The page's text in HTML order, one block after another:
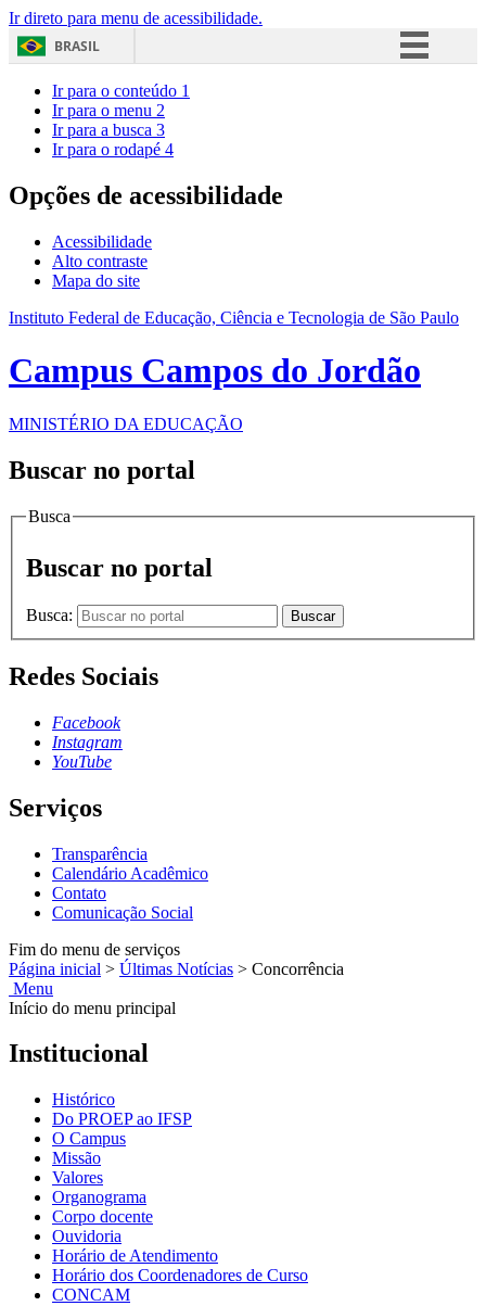
Ir direto para menu de acessibilidade.
BRASIL
Acesso à informação
Ir para o conteúdo 1
Ir para o menu 2
Ir para a busca 3
Ir para o rodapé 4
Opções de acessibilidade
Acessibilidade
Alto contraste
Mapa do site
Instituto Federal de Educação, Ciência e Tecnologia de São Paulo
Campus Campos do Jordão
MINISTÉRIO DA EDUCAÇÃO
Buscar no portal
Busca
Buscar no portal
Busca: Buscar
Redes Sociais
Facebook
Instagram
YouTube
Serviços
Transparência
Calendário Acadêmico
Contato
Comunicação Social
Fim do menu de serviços
Página inicial > Últimas Notícias > Concorrência
Menu
Início do menu principal
Institucional
Histórico
Do PROEP ao IFSP
O Campus
Missão
Valores
Organograma
Corpo docente
Ouvidoria
Horário de Atendimento
Horário dos Coordenadores de Curso
CONCAM